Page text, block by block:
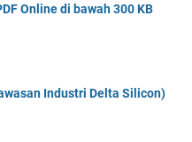
Online di bawah 300 KB
Industri Delta Silicon)